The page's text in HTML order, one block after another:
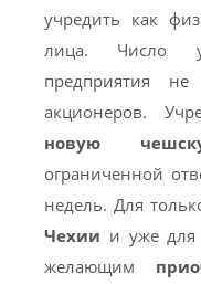
учредить как
лица. Число
предприятия
акционеров.
новую
ограниченной
недель. Для
Чехии и уже для
желающим